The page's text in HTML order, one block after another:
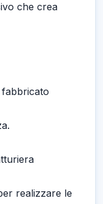
che crea
realizzare le